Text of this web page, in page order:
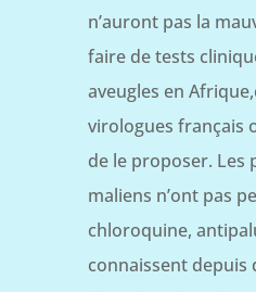
n’auront pas la
faire de tests
aveugles en
virologues français
de le proposer. Les
maliens n’ont pas
chloroquine,
connaissent depuis